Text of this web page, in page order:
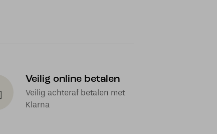
Veilig online betalen
Veilig achteraf betalen met
Klarna